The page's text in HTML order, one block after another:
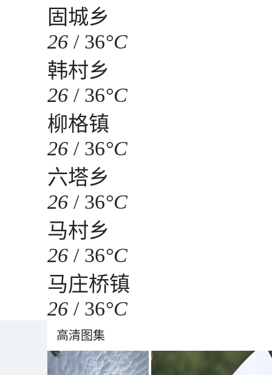
固城乡
26 /36°C
韩村乡
26 /36°C
柳格镇
26 /36°C
六塔乡
26 /36°C
马村乡
26 /36°C
马庄桥镇
26 /36°C
高清图集